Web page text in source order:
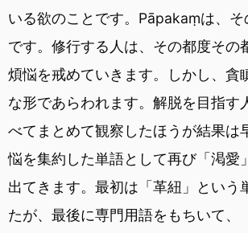
いる欲のことです。Pāpakaṃは、
です。修行する人は、その都度その
煩悩を戒めていきます。しかし、貪
な形であらわれます。解脱を目指す
べてまとめて観察したほうが結果は
悩を集約した単語として再び「渇愛
出てきます。最初は「革紐」という
たが、最後に専門用語をもちいて、